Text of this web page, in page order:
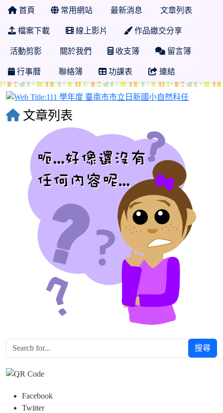
首頁 常用網站 最新消息 文章列表
檔案下載 線上影片 作品繳交分享
活動剪影 關於我們 收支簿 留言簿
行事曆 聯絡簿 功課表 連結
111 學年
文章列表
搜尋
Facebook
Twitter